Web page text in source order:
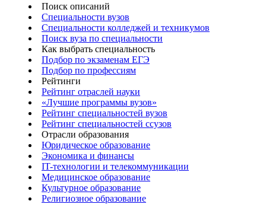
Поиск описаний
Специальности вузов
Специальности колледжей и техникумов
Поиск вуза по специальности
Как выбрать специальность
Подбор по экзаменам ЕГЭ
Подбор по профессиям
Рейтинги
Рейтинг отраслей науки
«Лучшие программы вузов»
Рейтинг специальностей вузов
Рейтинг специальностей ссузов
Отрасли образования
Юридическое образование
Экономика и финансы
IT-технологии и телекоммуникации
Медицинское образование
Культурное образование
Религиозное образование